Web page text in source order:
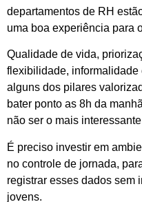
departamentos de RH
uma boa experiência para
Qualidade de vida,
flexibilidade,
alguns dos pilares
bater ponto as 8h da
não ser o mais
É preciso investir em
no controle de jornada,
registrar esses dados sem
jovens.